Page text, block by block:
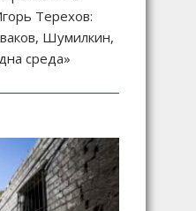
Терехов:
Шумилкин,
среда»